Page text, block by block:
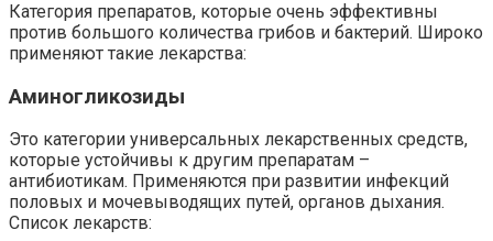
Категория препаратов, которые очень эффективны
против большого количества грибов и бактерий. Широко
применяют такие лекарства:
Аминогликозиды
Это категории универсальных лекарственных средств,
которые устойчивы к другим препаратам –
антибиотикам. Применяются при развитии инфекций
половых и мочевыводящих путей, органов дыхания.
Список лекарств: